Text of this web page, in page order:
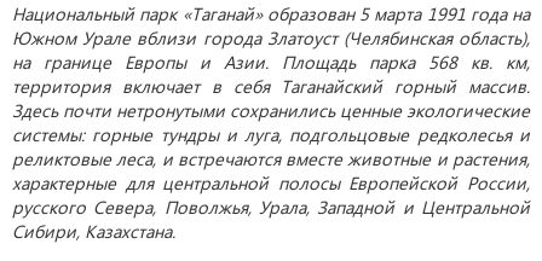
Национальный парк «Таганай» образован 5 марта 1991 года на
Южном Урале вблизи города Златоуст (Челябинская область),
на границе Европы и Азии. Площадь парка 568 кв. км,
территория включает в себя Таганайский горный массив.
Здесь почти нетронутыми сохранились ценные экологические
системы: горные тундры и луга, подгольцовые редколесья и
реликтовые леса, и встречаются вместе животные и растения,
характерные для центральной полосы Европейской России,
русского Севера, Поволжья, Урала, Западной и Центральной
Сибири, Казахстана.